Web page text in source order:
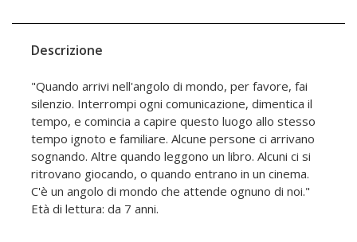
Descrizione
"Quando arrivi nell'angolo di mondo, per favore, fai
silenzio. Interrompi ogni comunicazione, dimentica il
tempo, e comincia a capire questo luogo allo stesso
tempo ignoto e familiare. Alcune persone ci arrivano
sognando. Altre quando leggono un libro. Alcuni ci si
ritrovano giocando, o quando entrano in un cinema.
C'è un angolo di mondo che attende ognuno di noi."
Età di lettura: da 7 anni.